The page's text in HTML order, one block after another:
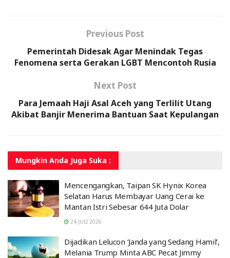
Previous Post
Pemerintah Didesak Agar Menindak Tegas
Fenomena serta Gerakan LGBT Mencontoh Rusia
Next Post
Para Jemaah Haji Asal Aceh yang Terlilit Utang
Akibat Banjir Menerima Bantuan Saat Kepulangan
Mungkin Anda Juga Suka :
Mencengangkan, Taipan SK Hynix Korea
Selatan Harus Membayar Uang Cerai ke
Mantan Istri Sebesar 644 Juta Dolar
24 JULI 2026
Dijadikan Lelucon ‘Janda yang Sedang Hamil’,
Melania Trump Minta ABC Pecat Jimmy